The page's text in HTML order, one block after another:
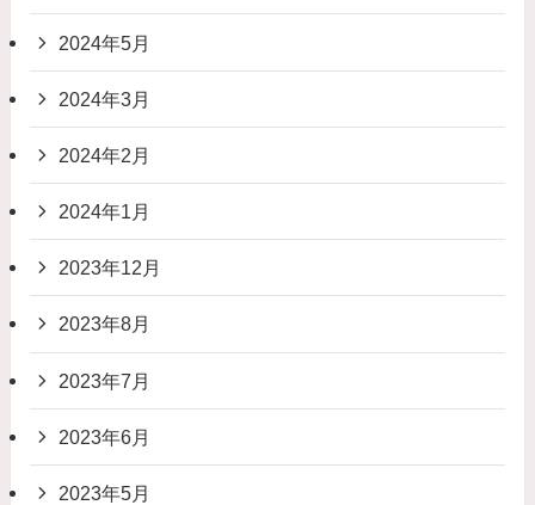
2024年5月
2024年3月
2024年2月
2024年1月
2023年12月
2023年8月
2023年7月
2023年6月
2023年5月